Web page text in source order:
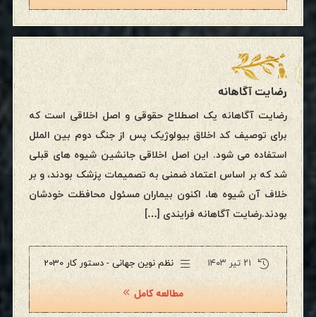
رضایت آگاهانه
رضایت آگاهانه یک اصطلاح حقوقی و اصل اخلاقی است که
برای توصیف کد اخلاق بیولوژیک پس از جنگ دوم بین الملل
استفاده می شود. این اصل اخلاقی جانشین شیوه های قبلی
شد که بر اساس اعتماد ضمنی به تصمیمات پزشک بودند، و بر
خلاف آن شیوه ها، اکنون بیماران مسئول محافظت خودشان
بودند.رضایت آگاهانه فرایندی […]
۲۱ تیر ۱۴۰۳ نظم نوین جهانی - دستور کار 2030
مطالعه کامل